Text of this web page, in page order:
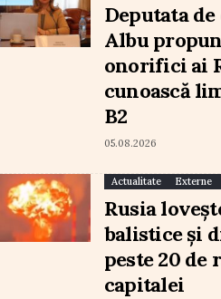
Deputata
Albu
onorifici ai
cunoască
B2
05.08.2026
Actualitate Externe
Rusia
balistice și
peste 20
capitalei